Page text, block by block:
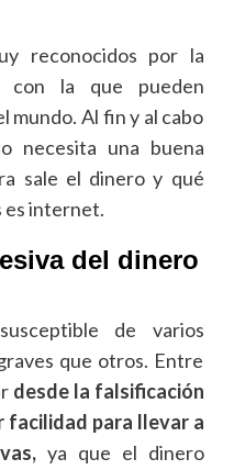
reconocidos por la
con la que pueden
mundo. Al fin y al cabo
necesita una buena
sale el dinero y qué
es internet.
del dinero
de varios
que otros. Entre
desde la falsificación
facilidad para llevar a
ya que el dinero